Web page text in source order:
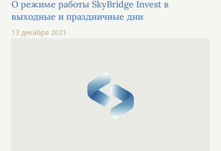
О режиме работы SkyBridge Invest в
выходные и праздничные дни
13 декабря 2021